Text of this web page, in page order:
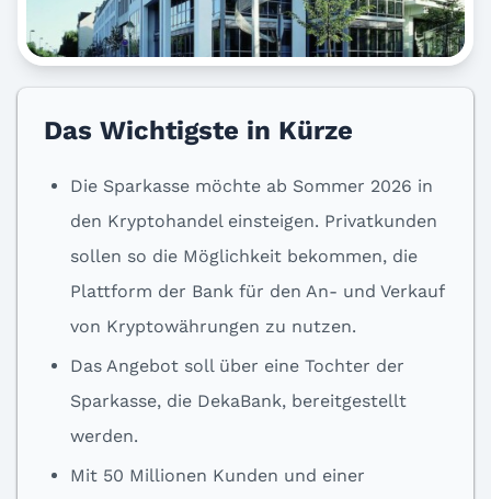
Das Wichtigste in Kürze
Die Sparkasse möchte ab Sommer 2026 in
den Kryptohandel einsteigen. Privatkunden
sollen so die Möglichkeit bekommen, die
Plattform der Bank für den An- und Verkauf
von Kryptowährungen zu nutzen.
Das Angebot soll über eine Tochter der
Sparkasse, die DekaBank, bereitgestellt
werden.
Mit 50 Millionen Kunden und einer